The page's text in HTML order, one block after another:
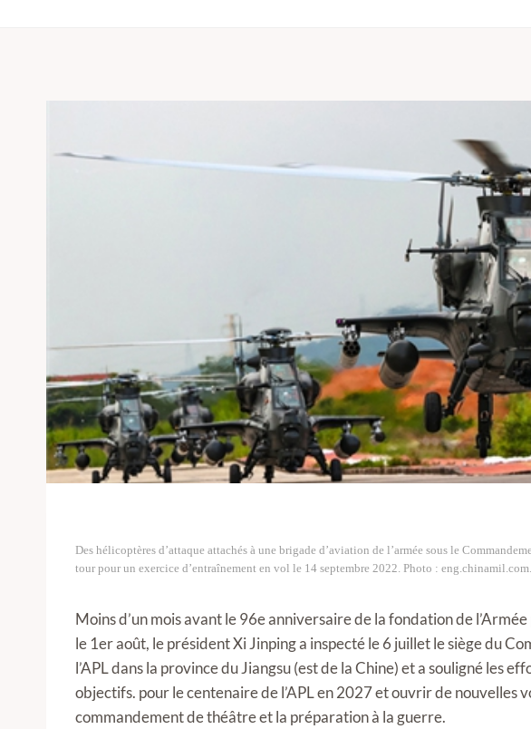
Des hélicoptères d’attaque attachés à une brigade d’aviation de l’armée sous le
tour pour un exercice d’entraînement en vol le 14 septembre 2022. Photo :
Moins d’un mois avant le 96e anniversaire de la fondation de
le 1er août, le président Xi Jinping a inspecté le 6 juillet le siège du
l’APL dans la province du Jiangsu (est de la Chine) et a souligné les
objectifs. pour le centenaire de l’APL en 2027 et ouvrir de nouvelles
commandement de théâtre et la préparation à la guerre.